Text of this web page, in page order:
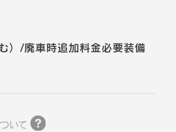
）/廃車時追加料金必要装備
いて